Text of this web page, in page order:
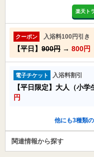
楽天ト
クーポン 入浴料100円引き
【平日】 900円 → 800円
電子チケット 入浴料割引
【平日限定】大人（小学
円
他にも3種類
関連情報から探す